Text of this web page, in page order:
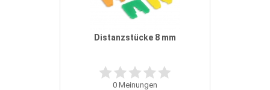
Distanzstücke 8 mm
0 Meinungen